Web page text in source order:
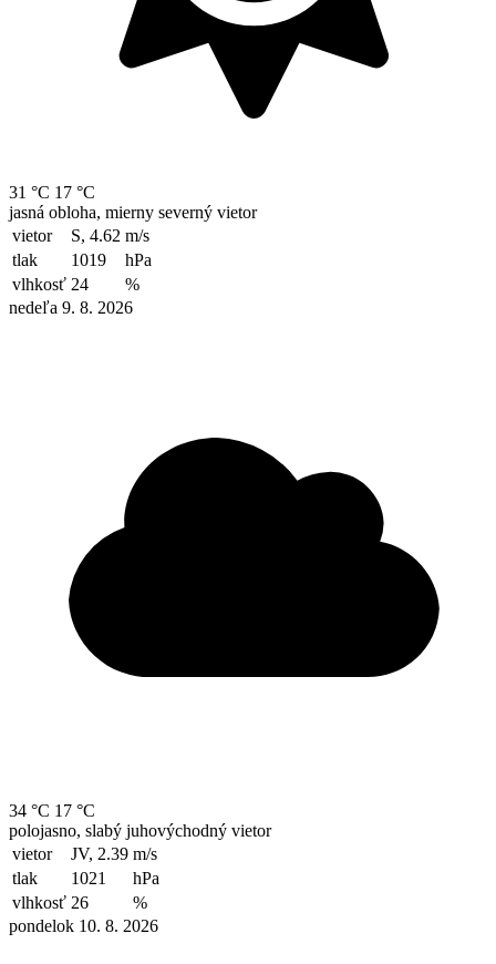
31 °C 17 °C
jasná obloha, mierny severný vietor
vietor
S, 4.62 m/s
tlak
1019
hPa
vlhkosť 24
%
nedeľa 9. 8. 2026
34 °C 17 °C
polojasno, slabý juhovýchodný vietor
vietor
JV, 2.39 m/s
tlak
1021
hPa
vlhkosť 26
%
pondelok 10. 8. 2026